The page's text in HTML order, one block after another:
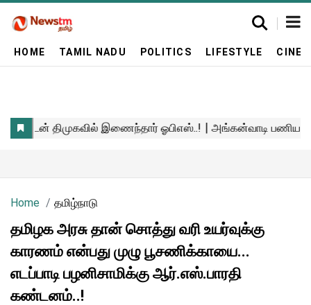
HOME TAMIL NADU POLITICS LIFESTYLE
Home தமிழ்நாடு
தமிழக அரசு தான் சொத்து வரி உயர்வுக்கு
காரணம் என்பது முழு பூசணிக்காயை...
எடப்பாடி பழனிசாமிக்கு ஆர்.எஸ்.பாரதி
கண்டனம்..!